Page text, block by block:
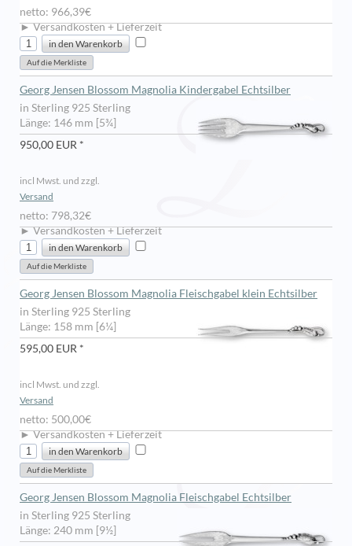
netto: 966,39€
► Versandkosten + Lieferzeit
Georg Jensen Blossom Magnolia Kindergabel Echtsilber
in Sterling 925 Sterling
Länge: 146 mm [5¾]
950,00 EUR *
incl Mwst. und zzgl.
Versand
netto: 798,32€
► Versandkosten + Lieferzeit
Georg Jensen Blossom Magnolia Fleischgabel klein Echtsilber
in Sterling 925 Sterling
Länge: 158 mm [6¼]
595,00 EUR *
incl Mwst. und zzgl.
Versand
netto: 500,00€
► Versandkosten + Lieferzeit
Georg Jensen Blossom Magnolia Fleischgabel Echtsilber
in Sterling 925 Sterling
Länge: 240 mm [9½]